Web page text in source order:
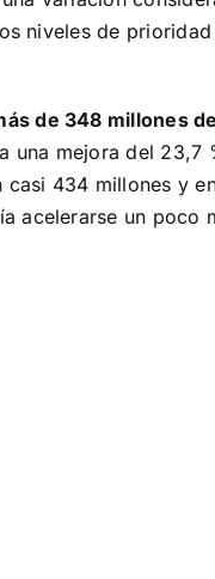
niveles de
de 348 millones
una mejora del 23,7
434 millones y
acelerarse un poco